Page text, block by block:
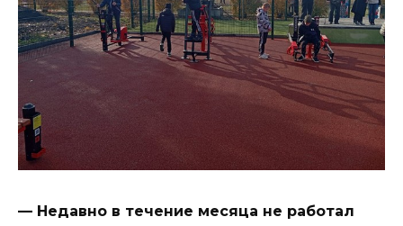
— Недавно в течение месяца не работал